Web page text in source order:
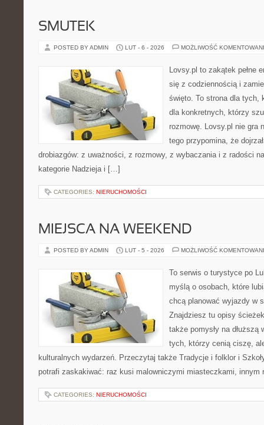
SMUTEK
POSTED BY ADMIN LUT - 6 - 2026 MOŻLIWOŚĆ
Lovsy.pl to zakątek pełne
się z codziennością i
święto. To strona dla tych,
dla konkretnych, którzy
rozmowę. Lovsy.pl nie gra
tego przypomina, że
drobiazgów: z uważności, z rozmowy, z wybaczania i z radości
kategorie Nadzieja i […]
CATEGORIES: NIERUCHOMOŚCI
MIEJSCA NA WEEKEND
POSTED BY ADMIN LUT - 5 - 2026 MOŻLIWOŚĆ
To serwis o turystyce po
myślą o osobach, które
chcą planować wyjazdy w
Znajdziesz tu opisy
także pomysły na dłuższą
tych, którzy cenią ciszę,
kulturalnych wydarzeń. Przeczytaj także Tradycje i folklor i
potrafi zaskakiwać: raz kusi malowniczymi miasteczkami,
CATEGORIES: NIERUCHOMOŚCI